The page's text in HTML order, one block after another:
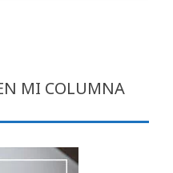
MI COLUMNA